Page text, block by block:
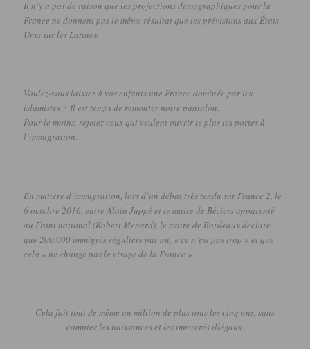
Il n’y a pas de raison que les projections démographiques pour la
France ne donnent pas le même résultat que les prévisions aux États-
Unis sur les Latinos.
Voulez-vous laisser à vos enfants une France dominée par les
islamistes ?Il est temps de remonter notre pantalon.
Pour le moins, rejetez ceux qui veulent ouvrir le plus les portes à
l’immigration.
En matière d’immigration, lors d’un débat très tendu sur France 2, le
6 octobre 2016, entre Alain Juppé et le maire de Béziers apparenté
au Front national(Robert Menard), le maire de Bordeaux déclare
que 200.000 immigrés réguliers par an, « ce n’est pas trop » et que
cela « ne change pas le visage de la France ».
Cela fait tout de même un million de plus tous les cinq ans, sans
compter les naissances et les immigrés illégaux.